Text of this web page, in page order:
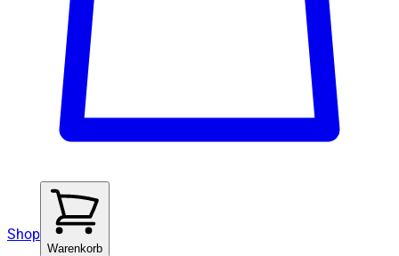
Shop
Warenkorb